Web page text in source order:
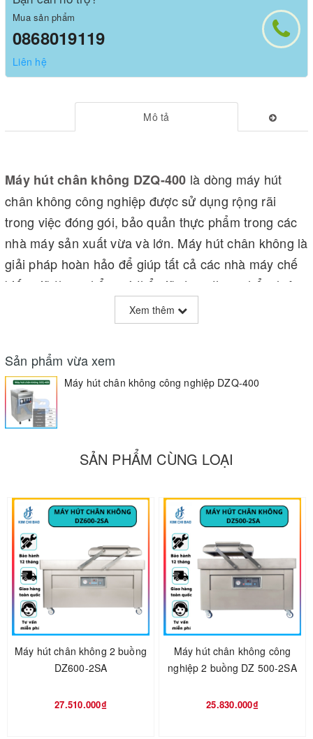
Mua sản phẩm
0868019119
Liên hệ
Mô tả
Máy hút chân không DZQ-400 là dòng máy hút
chân không công nghiệp được sử dụng rộng rãi
trong việc đóng gói, bảo quản thực phẩm trong các
nhà máy sản xuất vừa và lớn. Máy hút chân không là
giải pháp hoàn hảo để giúp tất cả các nhà máy chế
biến giữ thực phẩm có thể giữ được thực phẩm luôn
tươi hơn, lâu hơn ngăn ngừa nấm mốc và vi khuẩn từ
Máy hút chân không DZQZ 1 buồng
Tại sao nên sử dụng máy hút chân không công
nghiệp DZQ-400?
1 buồng mang đến năng suất và hiệu quả tối đa:
Xem thêm
Sản phẩm vừa xem
Máy hút chân không công nghiệp DZQ-400
SẢN PHẨM CÙNG LOẠI
Máy hút chân không 2 buồng
DZ600-2SA
27.510.000₫
Máy hút chân không công
nghiệp 2 buồng DZ 500-2SA
25.830.000₫